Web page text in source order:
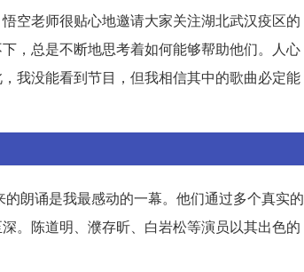
空老师很贴心地邀请大家关注湖北武汉疫区的
，总是不断地思考着如何能够帮助他们。人心
我没能看到节目，但我相信其中的歌曲必定能
朗诵是我最感动的一幕。他们通过多个真实的
。陈道明、濮存昕、白岩松等演员以其出色的